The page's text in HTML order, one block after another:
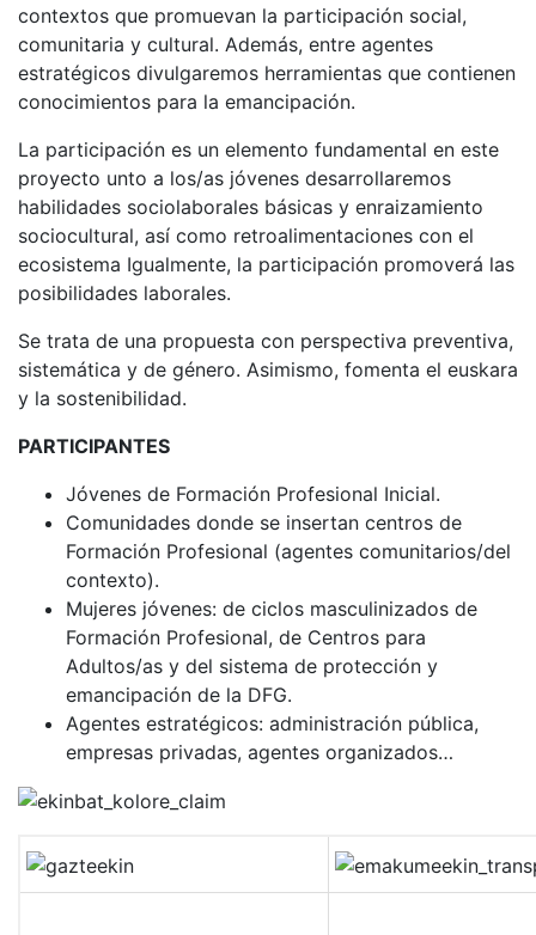
contextos que promuevan la participación social,
comunitaria y cultural. Además, entre agentes
estratégicos divulgaremos herramientas que contienen
conocimientos para la emancipación.
La participación es un elemento fundamental en este
proyecto unto a los/as jóvenes desarrollaremos
habilidades sociolaborales básicas y enraizamiento
sociocultural, así como retroalimentaciones con el
ecosistema Igualmente, la participación promoverá las
posibilidades laborales.
Se trata de una propuesta con perspectiva preventiva,
sistemática y de género. Asimismo, fomenta el euskara
y la sostenibilidad.
PARTICIPANTES
Jóvenes de Formación Profesional Inicial.
Comunidades donde se insertan centros de
Formación Profesional (agentes comunitarios/del
contexto).
Mujeres jóvenes: de ciclos masculinizados de
Formación Profesional, de Centros para
Adultos/as y del sistema de protección y
emancipación de la DFG.
Agentes estratégicos: administración pública,
empresas privadas, agentes organizados…